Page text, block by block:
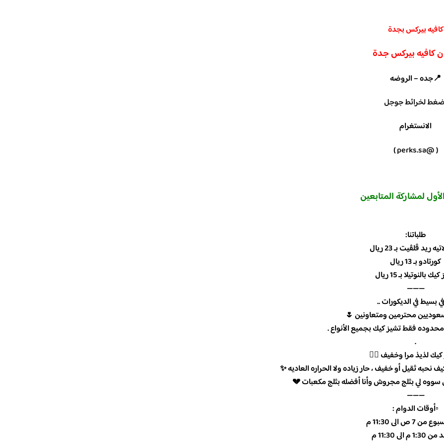
كافيه بيركس بجدة
كافيه بيركس جدة
📍جده – الروضه
لخرائط جوجل
الانستغرام
(
@perks.sa
)
لمشاركة المتابعين
طلباتنا:
ريد ڤلڤيت بـ 23 ريال
كورتادو بـ 13 ريال
بالنوتيلا بـ 15 ريال
———
بسيط في الديكورات ..
محترمين ومتعاونين 🌷
فقط تشيز كيك بجميع الأنواع .
.
كيك لذيذ مرا وخفيف 👌🏻
نحبه ثقيل أو خفيف ، حار زياده ولا الحراره العاديه ✨
سووه لي بثلج مجروش وأنا أفضله بثلج مكعبات 💔
———
▫️أوقات الدوام :
7 ص الى 11:30 م
الى 11:30 م